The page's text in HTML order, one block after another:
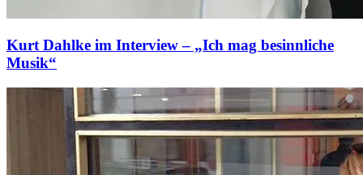
Kurt Dahlke im Interview – „Ich mag besinnliche
Musik“